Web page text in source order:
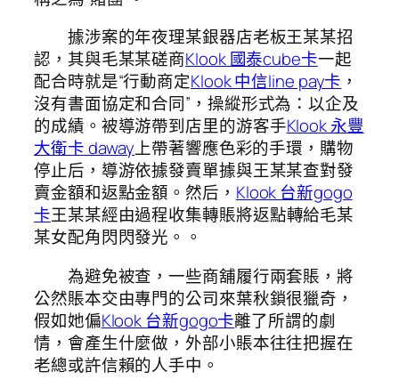
據涉案的年夜理某銀器店老板王某某招
認，其與毛某某磋商Klook 國泰cube卡一起
配合時就是“行動商定Klook 中信line pay卡 ，
沒有書面協定和合同”，操縱形式為：以企及
的成績。被導游帶到店里的游客手Klook 永豐
大衛卡 daway上帶著響應色彩的手環，購物
停止后，導游依據發賣單據與王某某查對發
賣金額和返點金額。然后， Klook 台新gogo
卡王某某經由過程收集轉賬將返點轉給毛某
某女配角閃閃發光。。
為避免被查，一些商舖履行兩套賬，將
公然賬本交由專門的公司來葉秋鎖很獵奇，
假如她偏Klook 台新gogo卡離了所謂的劇
情，會產生什麼做，外部小賬本往往把握在
老總或許信賴的人手中。